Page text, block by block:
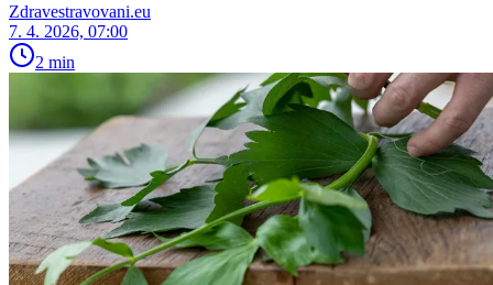
Zdravestravovani.eu
7. 4. 2026, 07:00
2 min